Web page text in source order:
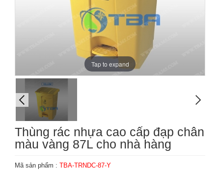
Tap to expand
Thùng rác nhựa cao cấp đạp chân
màu vàng 87L cho nhà hàng
Mã sản phẩm : TBA-TRNDC-87-Y